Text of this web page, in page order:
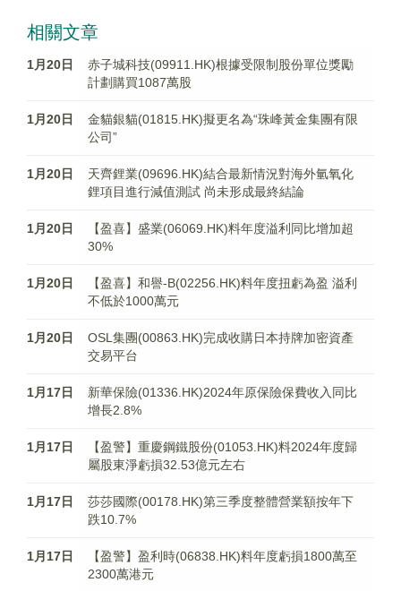
相關文章
1月20日
赤子城科技(09911.HK)根據受限制股份單位獎勵
計劃購買1087萬股
1月20日
金貓銀貓(01815.HK)擬更名為“珠峰黃金集團有限
公司”
1月20日
天齊鋰業(09696.HK)結合最新情況對海外氫氧化
鋰項目進行減值測試 尚未形成最終結論
1月20日
【盈喜】盛業(06069.HK)料年度溢利同比增加超
30%
1月20日
【盈喜】和譽-B(02256.HK)料年度扭虧為盈 溢利
不低於1000萬元
1月20日
OSL集團(00863.HK)完成收購日本持牌加密資產
交易平台
1月17日
新華保險(01336.HK)2024年原保險保費收入同比
增長2.8%
1月17日
【盈警】重慶鋼鐵股份(01053.HK)料2024年度歸
屬股東淨虧損32.53億元左右
1月17日
莎莎國際(00178.HK)第三季度整體營業額按年下
跌10.7%
1月17日
【盈警】盈利時(06838.HK)料年度虧損1800萬至
2300萬港元